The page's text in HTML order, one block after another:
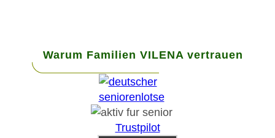
Warum Familien VILENA vertrauen
Trustpilot